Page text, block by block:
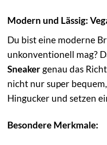
Modern und Lässig:
Du bist eine moderne
unkonventionell mag?
Sneaker genau das
nicht nur super
Hingucker und setzen
Besondere Merkmale: